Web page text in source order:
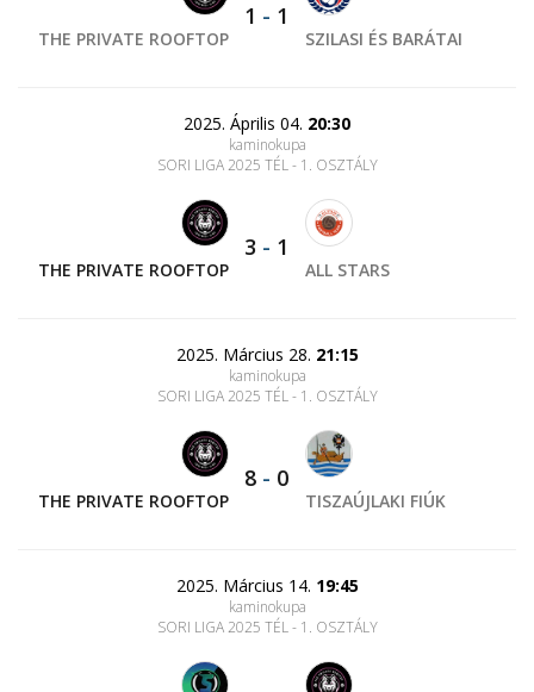
THE PRIVATE ROOFTOP
1 - 1
SZILASI ÉS BARÁTAI
2025. Április 04. 20:30
kaminokupa
SORI LIGA 2025 TÉL - 1. OSZTÁLY
THE PRIVATE ROOFTOP
3 - 1
ALL STARS
2025. Március 28. 21:15
kaminokupa
SORI LIGA 2025 TÉL - 1. OSZTÁLY
THE PRIVATE ROOFTOP
8 - 0
TISZAÚJLAKI FIÚK
2025. Március 14. 19:45
kaminokupa
SORI LIGA 2025 TÉL - 1. OSZTÁLY